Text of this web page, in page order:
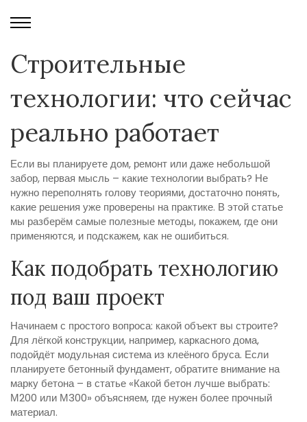
Строительные
технологии: что сейчас
реально работает
Если вы планируете дом, ремонт или даже небольшой
забор, первая мысль – какие технологии выбрать? Не
нужно переполнять голову теориями, достаточно понять,
какие решения уже проверены на практике. В этой статье
мы разберём самые полезные методы, покажем, где они
применяются, и подскажем, как не ошибиться.
Как подобрать технологию
под ваш проект
Начинаем с простого вопроса: какой объект вы строите?
Для лёгкой конструкции, например, каркасного дома,
подойдёт модульная система из клеёного бруса. Если
планируете бетонный фундамент, обратите внимание на
марку бетона – в статье «Какой бетон лучше выбрать:
М200 или М300» объясняем, где нужен более прочный
материал.